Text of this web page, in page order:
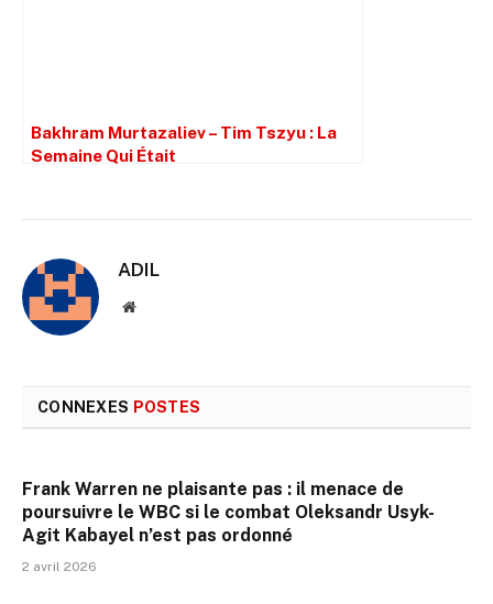
Bakhram Murtazaliev – Tim Tszyu : La
Semaine Qui Était
ADIL
Site
CONNEXES POSTES
Frank Warren ne plaisante pas : il menace de
poursuivre le WBC si le combat Oleksandr Usyk-
Agit Kabayel n’est pas ordonné
2 avril 2026